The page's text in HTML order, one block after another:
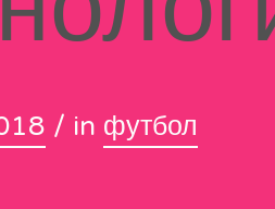
/ in футбол